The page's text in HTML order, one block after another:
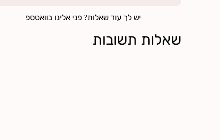
יש לך עוד שאלות? פני אלינו בוואטספ
שאלות תשובות